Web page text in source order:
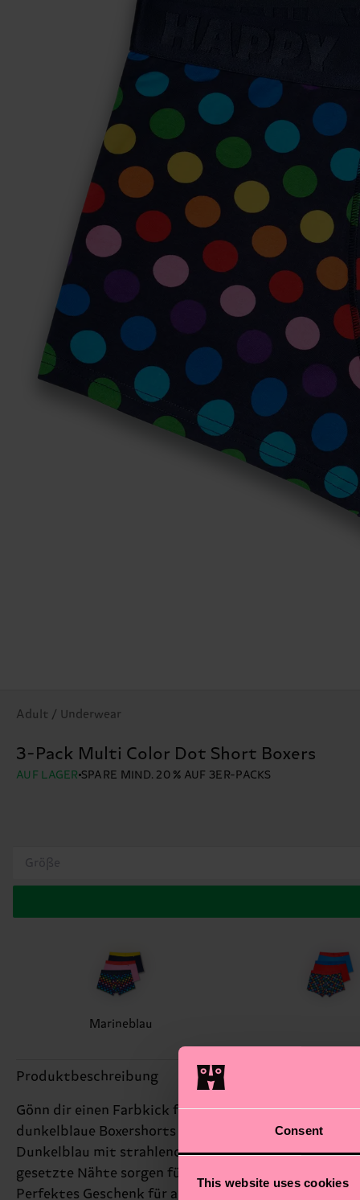
Consent
This website uses cookies
Adult / Underwear
3-Pack Multi Color Dot Short Boxers
AUF LAGER SPARE MIND. 20 % AUF 3ER-PACKS
Größe
Marineblau
Produktbeschreibung
Gönn dir einen Farbkick für deine
dunkelblaue Boxershorts mit kunterbunten Punkten
Dunkelblau mit strahlendem Gelb am Bund. Hier
gesetzte Nähte sorgen für maximalen Komfort –
Perfektes Geschenk für alle selbstbewussten